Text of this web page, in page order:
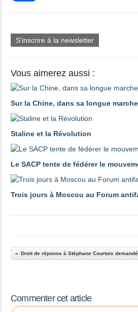
S'inscrire à la newsletter
Vous aimerez aussi :
Sur la Chine, dans sa longue
Staline et la Révolution
Le SACP tente de fédérer le
Trois jours à Moscou au Forum
Commenter cet article